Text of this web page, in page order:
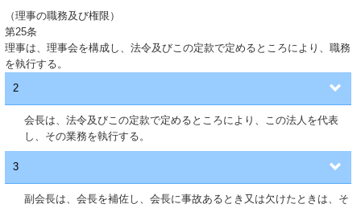
（理事の職務及び権限）
第25条
理事は、理事会を構成し、法令及びこの定款で定めるところにより、職務
を執行する。
2
会長は、法令及びこの定款で定めるところにより、この法人を代表
し、その業務を執行する。
3
副会長は、会長を補佐し、会長に事故あるとき又は欠けたときは、そ